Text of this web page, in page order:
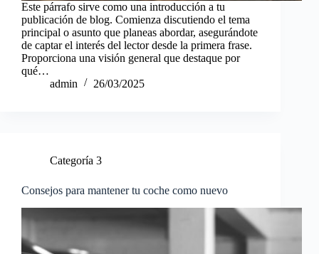
Este párrafo sirve como una introducción a tu
publicación de blog. Comienza discutiendo el tema
principal o asunto que planeas abordar, asegurándote
de captar el interés del lector desde la primera frase.
Proporciona una visión general que destaque por
qué…
admin
26/03/2025
Categoría 3
Consejos para mantener tu coche como nuevo